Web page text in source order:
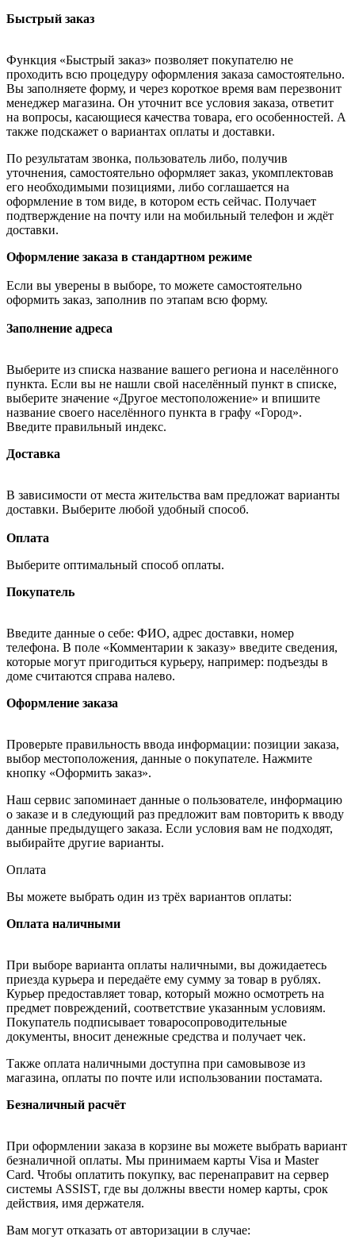
Быстрый заказ
Функция «Быстрый заказ» позволяет покупателю не
проходить всю процедуру оформления заказа самостоятельно.
Вы заполняете форму, и через короткое время вам перезвонит
менеджер магазина. Он уточнит все условия заказа, ответит
на вопросы, касающиеся качества товара, его особенностей. А
также подскажет о вариантах оплаты и доставки.
По результатам звонка, пользователь либо, получив
уточнения, самостоятельно оформляет заказ, укомплектовав
его необходимыми позициями, либо соглашается на
оформление в том виде, в котором есть сейчас. Получает
подтверждение на почту или на мобильный телефон и ждёт
доставки.
Оформление заказа в стандартном режиме
Если вы уверены в выборе, то можете самостоятельно
оформить заказ, заполнив по этапам всю форму.
Заполнение адреса
Выберите из списка название вашего региона и населённого
пункта. Если вы не нашли свой населённый пункт в списке,
выберите значение «Другое местоположение» и впишите
название своего населённого пункта в графу «Город».
Введите правильный индекс.
Доставка
В зависимости от места жительства вам предложат варианты
доставки. Выберите любой удобный способ.
Оплата
Выберите оптимальный способ оплаты.
Покупатель
Введите данные о себе: ФИО, адрес доставки, номер
телефона. В поле «Комментарии к заказу» введите сведения,
которые могут пригодиться курьеру, например: подъезды в
доме считаются справа налево.
Оформление заказа
Проверьте правильность ввода информации: позиции заказа,
выбор местоположения, данные о покупателе. Нажмите
кнопку «Оформить заказ».
Наш сервис запоминает данные о пользователе, информацию
о заказе и в следующий раз предложит вам повторить к вводу
данные предыдущего заказа. Если условия вам не подходят,
выбирайте другие варианты.
Оплата
Вы можете выбрать один из трёх вариантов оплаты:
Оплата наличными
При выборе варианта оплаты наличными, вы дожидаетесь
приезда курьера и передаёте ему сумму за товар в рублях.
Курьер предоставляет товар, который можно осмотреть на
предмет повреждений, соответствие указанным условиям.
Покупатель подписывает товаросопроводительные
документы, вносит денежные средства и получает чек.
Также оплата наличными доступна при самовывозе из
магазина, оплаты по почте или использовании постамата.
Безналичный расчёт
При оформлении заказа в корзине вы можете выбрать вариант
безналичной оплаты. Мы принимаем карты Visa и Master
Card. Чтобы оплатить покупку, вас перенаправит на сервер
системы ASSIST, где вы должны ввести номер карты, срок
действия, имя держателя.
Вам могут отказать от авторизации в случае: